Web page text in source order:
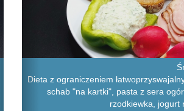
Dieta z ograniczeniem
schab "na kartki", pasta z sera
rzodkiewka, jogurt